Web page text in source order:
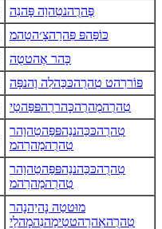
פֶּהרֻהנטֵהוַה פָּהנִה
כּוֹפַּהפּ פִּהרַהצָ׳הטַהמ
כָּהר אֶהטטֻה
פּוֹררִהט טִהרֻהכּכַּהלִה וֶהנפָּה
טִהרֻהמֻהרֻהכָּהררֻהפּפַּהטַי
טִהרֻהכּכַּהננַהפּפַּהטֵהוַהר
טִהרֻהמַהרַהמ
טִהרֻהכּכַּהננַהפּפַּהטֵהוַהר
טִהרֻהמַהרַהמ
מוּטטַה נָהיַהנָהר
טִהרֻהאִהרַהטטַימַהנִהמָהלַי